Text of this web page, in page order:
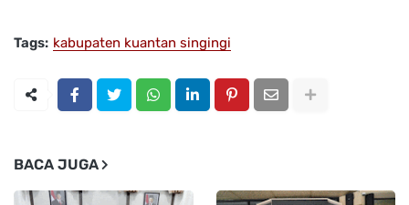
Tags: kabupaten kuantan singingi
BACA JUGA